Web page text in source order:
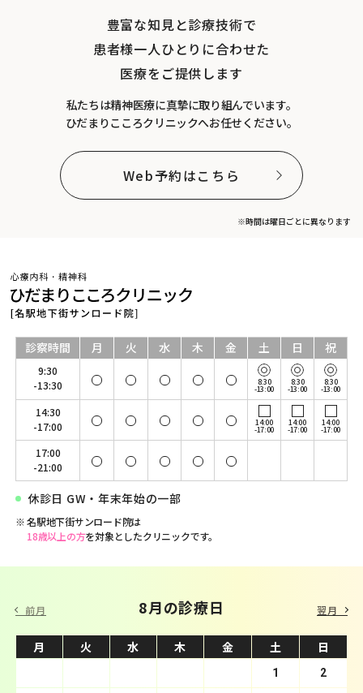
豊富な知見と診療技術で
患者様一人ひとりに合わせた
医療をご提供します
私たちは精神医療に真摯に取り組んでいます。
ひだまりこころクリニックへお任せください。
Web予約はこちら
※時間は曜日ごとに異なります
診察時間 月 火 水 木 金 土 日 祝
9:30
-13:30
8:30
-13:00
8:30
-13:00
8:30
-13:00
14:30
-17:00
14:00
-17:00
14:00
-17:00
14:00
-17:00
17:00
-21:00
休診日 GW・年末年始の一部
名駅地下街サンロード院は
18歳以上の方を対象としたクリニックです。
前月 8月の診療日
月 火 水 木 金 土 日
1 2
9 月の診療日
月 火 水 木 金 土 日
5 6
翌月